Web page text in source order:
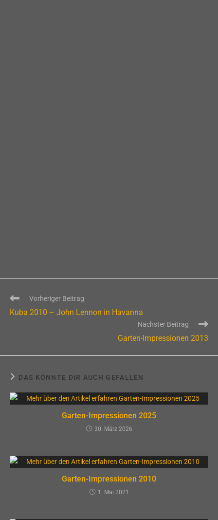
Weitere
ansehen
Vorheriger Beitrag
Kuba 2010 – John Lennon in Havanna
Nächster Beitrag
Garten-Impressionen 2013
DAS KÖNNTE DIR AUCH GEFALLEN
Garten-Impressionen 2025
30. März 2026
Garten-Impressionen 2010
1. Mai 2021